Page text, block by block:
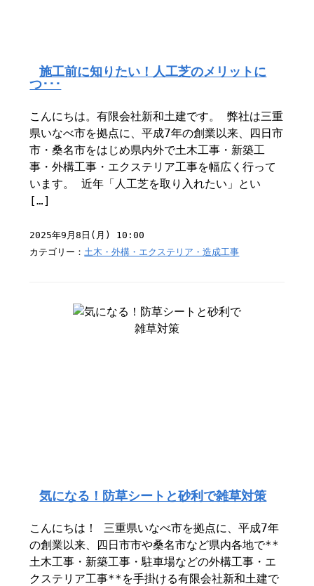
施工前に知りたい！人工芝のメリットに
つ･･･
こんにちは。有限会社新和土建です。 弊社は三重
県いなべ市を拠点に、平成7年の創業以来、四日市
市・桑名市をはじめ県内外で土木工事・新築工
事・外構工事・エクステリア工事を幅広く行って
います。 近年「人工芝を取り入れたい」とい
[…]
2025年9月8日(月) 10:00
カテゴリー：土木・外構・エクステリア・造成工事
気になる！防草シートと砂利で雑草対策
こんにちは！ 三重県いなべ市を拠点に、平成7年
の創業以来、四日市市や桑名市など県内各地で**
土木工事・新築工事・駐車場などの外構工事・エ
クステリア工事**を手掛ける有限会社新和土建で